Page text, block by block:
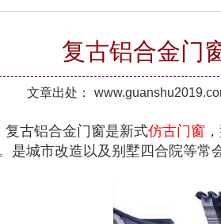
复古铝合金门
文章出处：
复古铝合金门窗是新式仿古门窗
是城市改造以及别墅四合院等常